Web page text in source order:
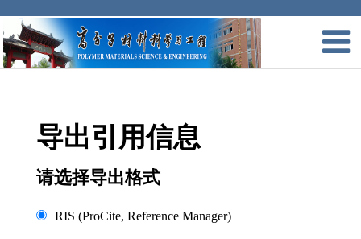
导出引用信息
请选择导出格式
RIS (ProCite, Reference Manager)